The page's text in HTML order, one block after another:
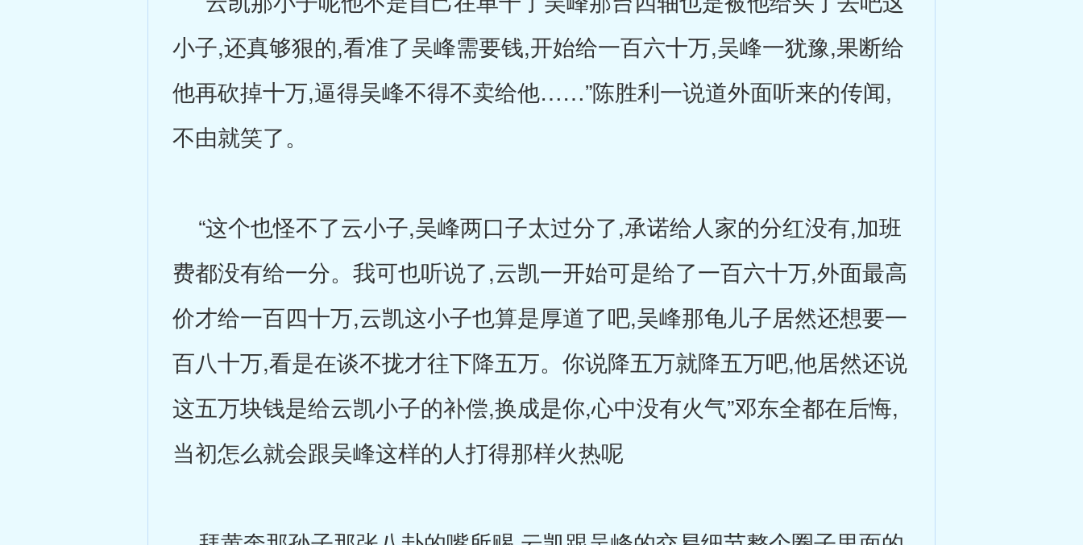
小子,还真够狠的,看准了吴峰需要钱,开始给一百六十万,吴峰一犹豫,果断给
他再砍掉十万,逼得吴峰不得不卖给他……”陈胜利一说道外面听来的传闻,
不由就笑了。
“这个也怪不了云小子,吴峰两口子太过分了,承诺给人家的分红没有,加班
费都没有给一分。我可也听说了,云凯一开始可是给了一百六十万,外面最高
价才给一百四十万,云凯这小子也算是厚道了吧,吴峰那龟儿子居然还想要一
百八十万,看是在谈不拢才往下降五万。你说降五万就降五万吧,他居然还说
这五万块钱是给云凯小子的补偿,换成是你,心中没有火气”邓东全都在后悔,
当初怎么就会跟吴峰这样的人打得那样火热呢